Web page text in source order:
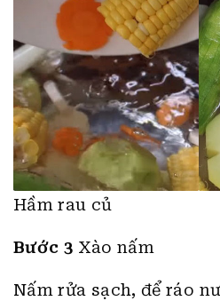
Hầm rau củ
Bước 3 Xào nấm
Nấm rửa sạch, để ráo